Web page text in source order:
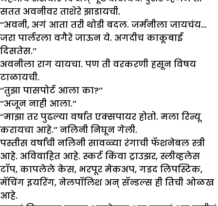
सतत अवनीवर ताशेरे झाडायची.
‘‘अवनी, अगं आता तरी थोडी बदल. जर्मनीला जायचंय…
जरा पार्लरला वगैरे जाऊन ये. अगदीच काकूबाई
दिसतेस.’’
अवनीला राग यायचा. पण ती वरकरणी हसून विषय
टाळायची.
‘‘तुझा पासपोर्ट आला का?’’
‘‘अजून नाही आला.’’
‘‘माझा तर पुढल्या वर्षात एक्सपायर होतो. मला रिन्यू
करायचा आहे.’’ नलिनी निघून गेली.
पस्तीस वर्षांची नलिनी सावळ्या रंगाची फॅशनेबल स्त्री
आहे. अविवाहित आहे. स्कर्ट किंवा ट्राउझर, स्लीव्हलेस
टॉप, कापलेले केस, भरपूर मेकअप, गडद लिपस्टिक,
मॅचिंग इयरिंग, नेलपॉलिश अन् सॅन्डल्स ही तिची ओळख
आहे.